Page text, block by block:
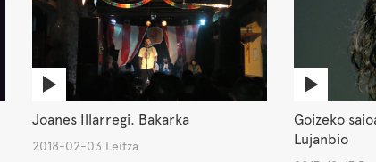
Joanes Illarregi. Bakarka
2018-02-03 Leitza
Goizeko
Lujanbio